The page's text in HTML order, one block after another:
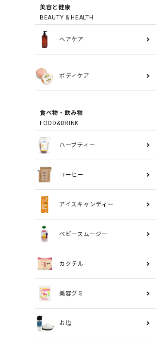
美容と健康
BEAUTY & HEALTH
ヘアケア
ボディケア
食べ物・飲み物
FOOD&DRINK
ハーブティー
コーヒー
アイスキャンディー
ベビースムージー
カクテル
美容グミ
お塩